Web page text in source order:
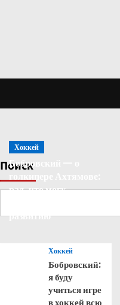
Поиск
Хоккей
Бобровский — о
рад, что могу
развитию
Хоккей
Бобровский:
я буду
учиться игре
в хоккей всю